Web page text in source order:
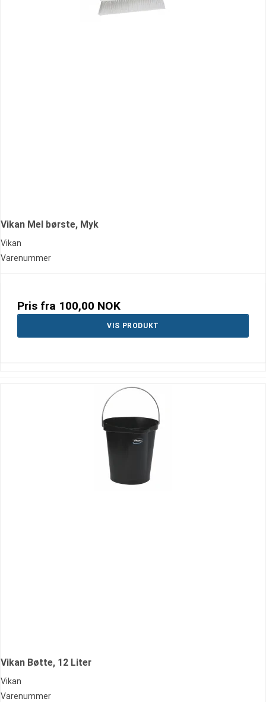
Vikan Mel børste, Myk
Vikan
Varenummer
Pris fra 100,00 NOK
VIS PRODUKT
Vikan Bøtte, 12 Liter
Vikan
Varenummer